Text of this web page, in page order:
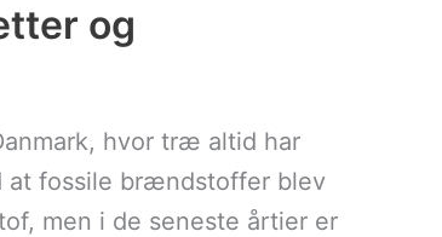
og
hvor træ altid har
at fossile brændstoffer blev
men i de seneste årtier er